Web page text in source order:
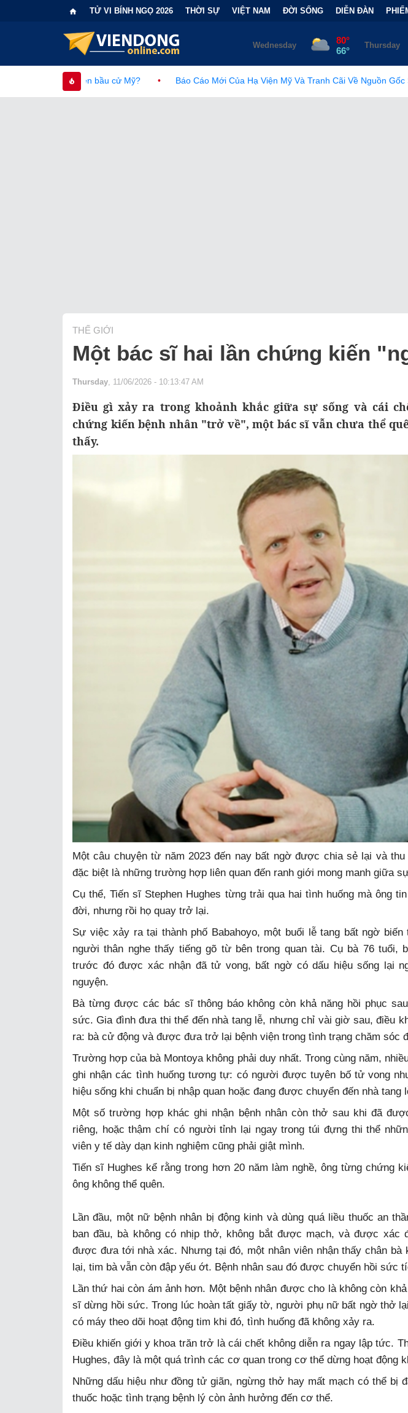
TỬ VI BÍNH NGỌ 2026 THỜI SỰ VIỆT NAM ĐỜI SỐNG DIỄN ĐÀN
Báo Cáo Mới Của Hạ Viện Mỹ Và Tranh Cãi Về Nguồn Gốc SARS-CoV-2 Từ Phòng
THẾ GIỚI
Một bác sĩ hai lần chứng kiến
Thursday , 11/06/2026 - 10:13:47 AM
Điều gì xảy ra trong khoảnh khắc giữa sự sống và cái
chứng kiến bệnh nhân "trở về", một bác sĩ vẫn chưa thể
thấy.
Một câu chuyện từ năm 2023 đến nay bất ngờ được chia sẻ lại và
đặc biệt là những trường hợp liên quan đến ranh giới mong manh giữa
Cụ thể, Tiến sĩ Stephen Hughes từng trải qua hai tình huống mà ông
đời, nhưng rồi họ quay trở lại.
Sự việc xảy ra tại thành phố Babahoyo, một buổi lễ tang bất ngờ biến
người thân nghe thấy tiếng gõ từ bên trong quan tài. Cụ bà 76 tuổi,
trước đó được xác nhận đã tử vong, bất ngờ có dấu hiệu sống lại
nguyện.
Bà từng được các bác sĩ thông báo không còn khả năng hồi phục
sức. Gia đình đưa thi thể đến nhà tang lễ, nhưng chỉ vài giờ sau, điều
ra: bà cử động và được đưa trở lại bệnh viện trong tình trạng chăm sóc
Trường hợp của bà Montoya không phải duy nhất. Trong cùng năm,
ghi nhận các tình huống tương tự: có người được tuyên bố tử vong
hiệu sống khi chuẩn bị nhập quan hoặc đang được chuyển đến nhà tang
Một số trường hợp khác ghi nhận bệnh nhân còn thở sau khi đã
riêng, hoặc thậm chí có người tỉnh lại ngay trong túi đựng thi thể
viên y tế dày dạn kinh nghiệm cũng phải giật mình.
Tiến sĩ Hughes kể rằng trong hơn 20 năm làm nghề, ông từng chứng
ông không thể quên.
Lần đầu, một nữ bệnh nhân bị động kinh và dùng quá liều thuốc an
ban đầu, bà không có nhịp thở, không bắt được mạch, và được xác
được đưa tới nhà xác. Nhưng tại đó, một nhân viên nhận thấy chân bà
lại, tim bà vẫn còn đập yếu ớt. Bệnh nhân sau đó được chuyển hồi sức
Lần thứ hai còn ám ảnh hơn. Một bệnh nhân được cho là không còn
sĩ dừng hồi sức. Trong lúc hoàn tất giấy tờ, người phụ nữ bất ngờ thở
có máy theo dõi hoạt động tim khi đó, tình huống đã không xảy ra.
Điều khiến giới y khoa trăn trở là cái chết không diễn ra ngay lập tức.
Hughes, đây là một quá trình các cơ quan trong cơ thể dừng hoạt động
Những dấu hiệu như đồng tử giãn, ngừng thở hay mất mạch có thể bị
thuốc hoặc tình trạng bệnh lý còn ảnh hưởng đến cơ thể.